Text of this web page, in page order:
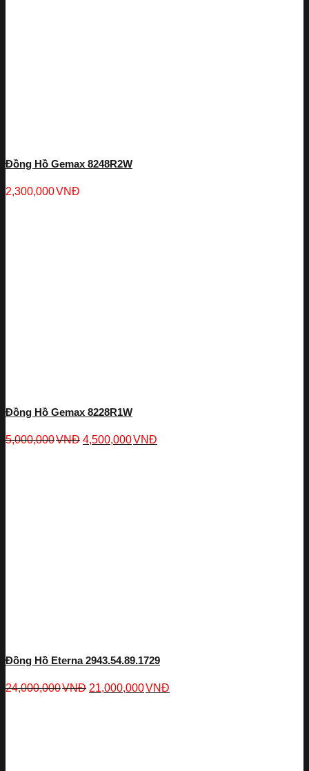
Đồng Hồ Gemax 8248R2W
2,300,000VNĐ
Đồng Hồ Gemax 8228R1W
5,000,000VNĐ 4,500,000VNĐ
Đồng Hồ Eterna 2943.54.89.1729
24,000,000VNĐ 21,000,000VNĐ